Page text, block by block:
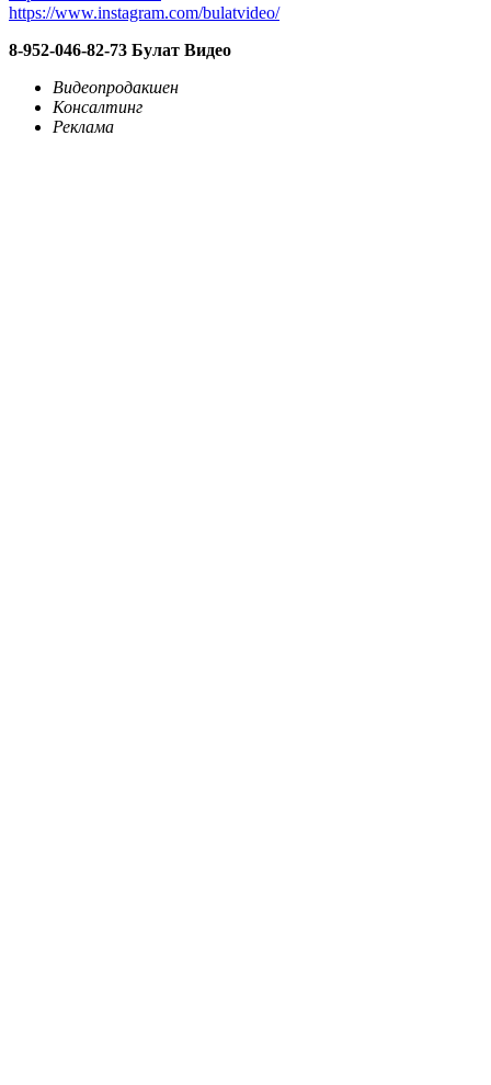
https://www.instagram.com/bulatvideo/
8-952-046-82-73 Булат Видео
Видеопродакшен
Консалтинг
Реклама